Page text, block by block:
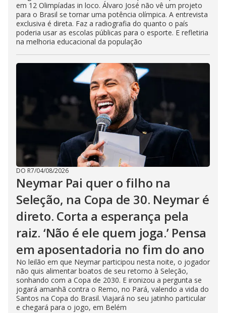
em 12 Olimpíadas in loco. Álvaro José não vê um projeto
para o Brasil se tornar uma potência olímpica. A entrevista
exclusiva é direta. Faz a radiografia do quanto o país
poderia usar as escolas públicas para o esporte. E refletiria
na melhoria educacional da população
DO R7/04/08/2026
Neymar Pai quer o filho na
Seleção, na Copa de 30. Neymar é
direto. Corta a esperança pela
raiz. ‘Não é ele quem joga.’ Pensa
em aposentadoria no fim do ano
No leilão em que Neymar participou nesta noite, o jogador
não quis alimentar boatos de seu retorno à Seleção,
sonhando com a Copa de 2030. E ironizou a pergunta se
jogará amanhã contra o Remo, no Pará, valendo a vida do
Santos na Copa do Brasil. Viajará no seu jatinho particular
e chegará para o jogo, em Belém